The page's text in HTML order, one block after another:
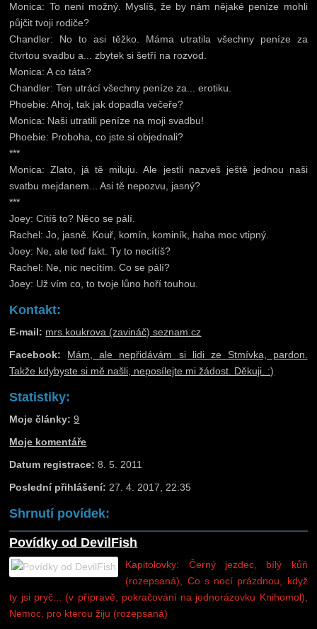
Monica: To není možný. Myslíš, že by nám nějaké peníze mohli
půjčit tvoji rodiče?
Chandler: No to asi těžko. Máma utratila všechny peníze za
čtvrtou svadbu a... zbytek si šetří na rozvod.
Monica: A co táta?
Chandler: Ten utrácí všechny peníze za... erotiku.
Phoebie: Ahoj, tak jak dopadla večeře?
Monica: Naši utratili peníze na moji svadbu!
Phoebie: Proboha, co jste si objednali?
***
Monica: Zlato, já tě miluju. Ale jestli nazveš ještě jednou naši
svatbu mejdanem... Asi tě nepozvu, jasný?
***
Joey: Cítíš to? Něco se pálí.
Rachel: Jo, jasně. Kouř, komín, kominík, haha moc vtipný.
Joey: Ne, ale teď fakt. Ty to necítíš?
Rachel: Ne, nic necítím. Co se pálí?
Joey: Už vím co, to tvoje lůno hoří touhou.
Kontakt:
E-mail: mrs.koukrova (zavináč) seznam.cz
Facebook:
Mám, ale nepřidávám si lidi ze Stmívka, pardon.
Takže kdybyste si mě našli, neposílejte mi žádost. Děkuji. :)
Statistiky:
Moje články: 9
Moje komentáře
Datum registrace: 8. 5. 2011
Poslední přihlášení: 27. 4. 2017, 22:35
Shrnutí povídek:
Povídky od DevilFish
Kapitolovky: Černý jezdec, bílý kůň
(rozepsaná), Co s nocí prázdnou, když
ty jsi pryč... (v přípravě, pokračování na jednorázovku Knihomol),
Nemoc, pro kterou žiju (rozepsaná)